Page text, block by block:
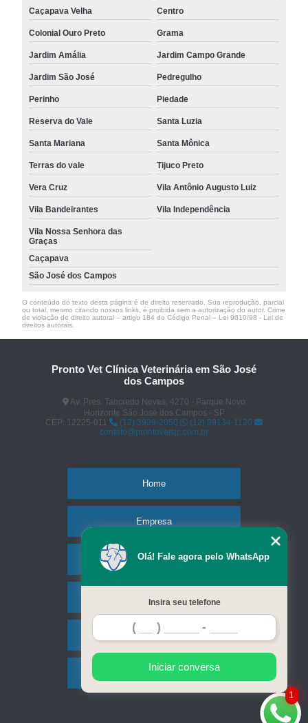
Caçapava Velha Centro
Colonial Ouro Preto Grama
Jardim Amália Jardim Campo Grande
Jardim São José Pedregulho
Perinho Piedade
Reserva do Vale Santa Luzia
Santa Mariana Santa Mônica
Terras do vale Tijuco Preto
Vera Cruz Vila Antônio Augusto Luiz
Vila Bandeirantes Vila Independência
Vila Nossa Senhora das
Graças
Caçapava
São José dos Campos
O conteúdo do texto desta página é de direito reservado. Sua reprodução, parcial
ou total, mesmo citando nossos links, é proibida sem a autorização do autor. Crime
de violação de direito autoral – artigo 184 do Código Penal – Lei 9610/98 - Lei de
direitos autorais
Pronto Vet Clínica Veterinária em São José
dos Campos
Av. Pres. Tancredo Neves, 4270 - Parque Novo
Horizonte São José dos Campos - SP
CEP: 12225-011
(12) 3939-2050
(12) 99134-1120
contato@prontovetsjc.com.br
Home
Empresa
Missão
Serviços
Contato
Mapa do site
1
Olá! Fale agora pelo WhatsApp
Insira seu telefone
Iniciar conversa